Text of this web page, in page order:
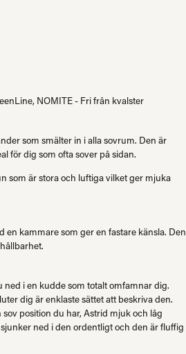
NOMITE - Fri från kvalster
som smälter in i alla sovrum. Den är
för dig som ofta sover på sidan.
som är stora och luftiga vilket ger mjuka
kammare som ger en fastare känsla. Den
i en kudde som totalt omfamnar dig.
dig är enklaste sättet att beskriva den.
position du har, Astrid mjuk och låg
ned i den ordentligt och den är fluffig